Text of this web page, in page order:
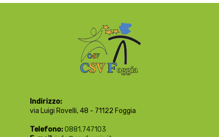
Indirizzo:
via Luigi Rovelli, 48 - 71122 Foggia
Telefono:0881.747103